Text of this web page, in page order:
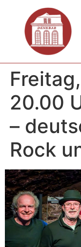
20.00
–
Rock